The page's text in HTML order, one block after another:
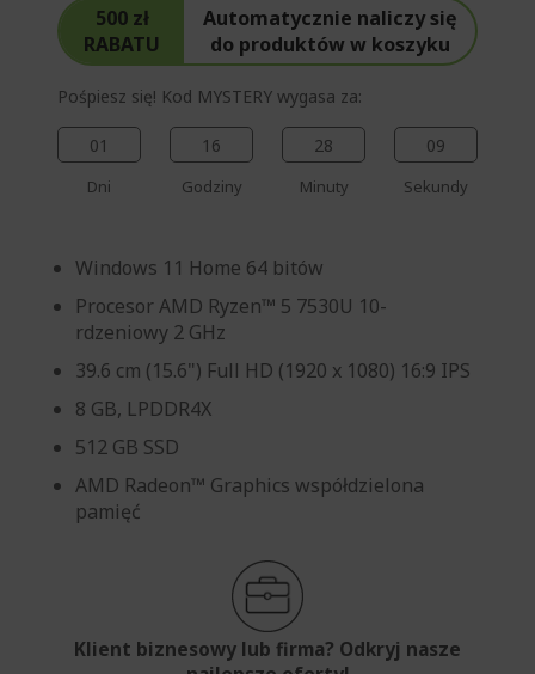
500 zł
RABATU
Automatycznie naliczy się
do produktów w koszyku
Pośpiesz się! Kod MYSTERY wygasa za:
01
Dni
16
Godziny
28
Minuty
09
Sekundy
Windows 11 Home 64 bitów
Procesor AMD Ryzen™ 5 7530U 10-
rdzeniowy 2 GHz
39.6 cm (15.6") Full HD (1920 x 1080) 16:9 IPS
8 GB, LPDDR4X
512 GB SSD
AMD Radeon™ Graphics współdzielona
pamięć
Klient biznesowy lub firma? Odkryj nasze